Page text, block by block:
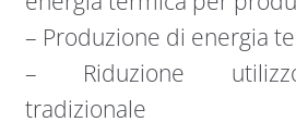
– Produzione di energia
– Riduzione
tradizionale